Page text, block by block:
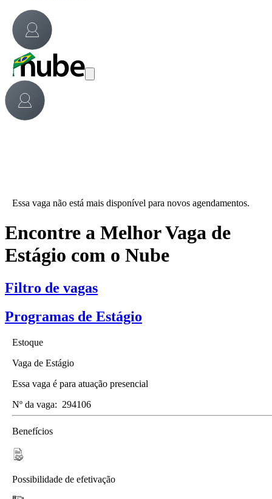
Essa vaga não está mais disponível para novos agendamentos.
Encontre a Melhor Vaga de
Estágio com o Nube
Filtro de vagas
Programas de Estágio
Estoque
Vaga de Estágio
Essa vaga é para atuação presencial
Nº da vaga: 294106
Benefícios
Possibilidade de efetivação